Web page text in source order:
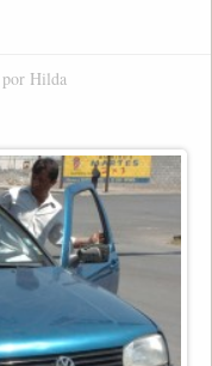
Hilda